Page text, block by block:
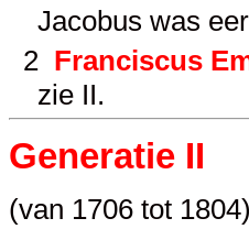
Jacobus was
2 Franciscus
zie II.
Generatie II
(van 1706 tot 1804)